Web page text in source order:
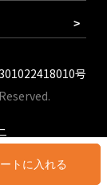
トに入れる
号